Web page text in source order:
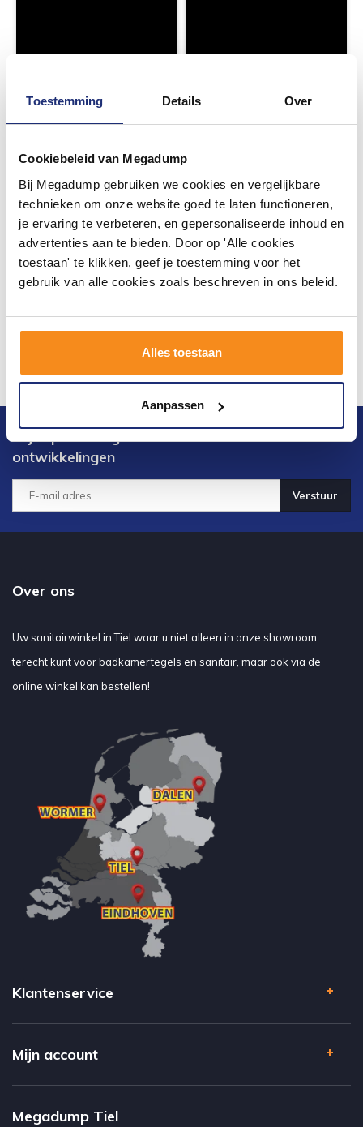
Toestemming Details Over
Cookiebeleid van Megadump
Bij Megadump gebruiken we cookies en vergelijkbare
technieken om onze website goed te laten functioneren,
je ervaring te verbeteren, en gepersonaliseerde inhoud en
advertenties aan te bieden. Door op 'Alle cookies
toestaan' te klikken, geef je toestemming voor het
gebruik van alle cookies zoals beschreven in ons beleid.
Alles toestaan
Aanpassen
Blijf op de hoogte van het laatste nieuws en
ontwikkelingen
Verstuur
Over ons
Uw sanitairwinkel in Tiel waar u niet alleen in onze showroom
terecht kunt voor badkamertegels en sanitair, maar ook via de
online winkel kan bestellen!
Klantenservice
Mijn account
Megadump Tiel